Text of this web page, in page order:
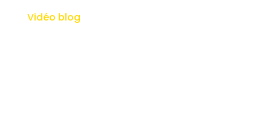
Vidéo blog